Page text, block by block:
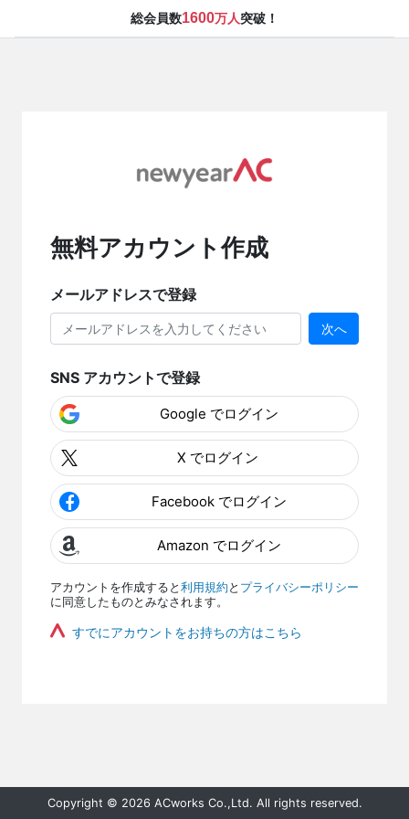
総会員数1600万人突破！
無料アカウント作成
メールアドレスで登録
次へ
SNS アカウントで登録
Google でログイン
X でログイン
Facebook でログイン
Amazon でログイン
アカウントを作成すると 利用規約 と プライバシーポリシー
に同意したものとみなされます。
すでにアカウントをお持ちの方はこちら
Copyright © 2026 ACworks Co.,Ltd. All rights reserved.